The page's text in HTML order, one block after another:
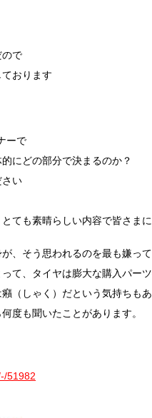
ので
おります
ーで
にどの部分で決まるのか？
さい
ても素晴らしい内容で皆さまに
が、そう思われるのを最も嫌っ
て、タイヤは膨大な購入パー
（しゃく）だという気持ちも
度も聞いたことがあります。
51982